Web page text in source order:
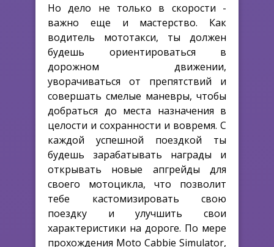
Но дело не только в скорости -
важно еще и мастерство. Как
водитель мототакси, ты должен
будешь ориентироваться в
дорожном движении,
уворачиваться от препятствий и
совершать смелые маневры, чтобы
добраться до места назначения в
целости и сохранности и вовремя. С
каждой успешной поездкой ты
будешь зарабатывать награды и
открывать новые апгрейды для
своего мотоцикла, что позволит
тебе кастомизировать свою
поездку и улучшить свои
характеристики на дороге. По мере
прохождения Moto Cabbie Simulator,